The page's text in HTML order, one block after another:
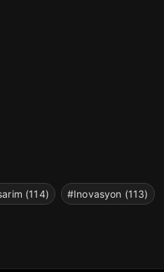
(114) #Inovasyon (113)